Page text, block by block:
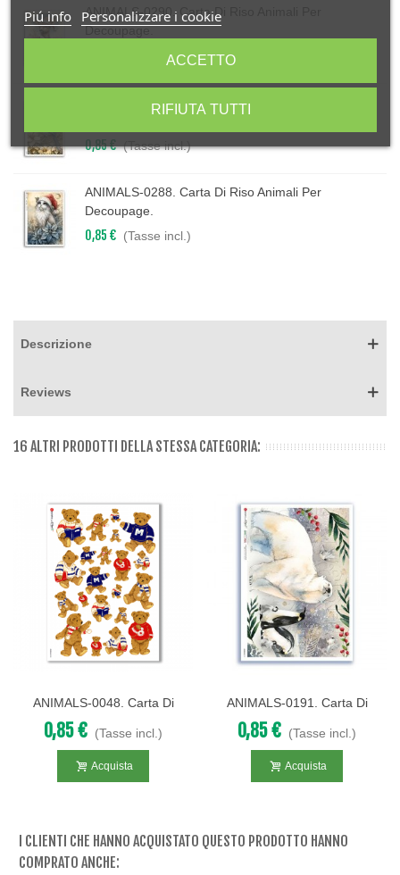
ANIMALS-0290. Carta Di Riso Animali Per
Decoupage.
(Tasse incl.)
ANIMALS-0289. Carta Di Riso Animali Per
0,85 € (Tasse incl.)
ANIMALS-0288. Carta Di Riso Animali Per
Decoupage.
0,85 € (Tasse incl.)
Descrizione
Reviews
16 ALTRI PRODOTTI DELLA STESSA CATEGORIA:
ANIMALS-0048. Carta Di
Riso Animali Per Decoupage.
0,85 € (Tasse incl.)
Acquista
ANIMALS-0191. Carta Di
Riso Animali Per Decoupage.
0,85 € (Tasse incl.)
Acquista
I CLIENTI CHE HANNO ACQUISTATO QUESTO PRODOTTO HANNO
COMPRATO ANCHE:
Piú info Personalizzare i cookie
RIFIUTA TUTTI
ACCETTO